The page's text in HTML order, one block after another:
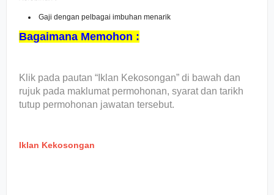
Gaji dengan pelbagai imbuhan menarik
Bagaimana Memohon :
Klik pada pautan “Iklan Kekosongan” di bawah dan
rujuk pada maklumat permohonan, syarat dan tarikh
tutup permohonan jawatan tersebut.
Iklan Kekosongan